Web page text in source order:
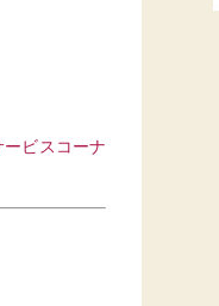
ビスコーナ